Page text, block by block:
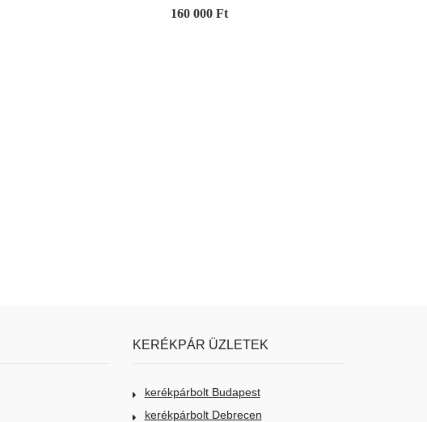
160 000 Ft
KERÉKPÁR ÜZLETEK
kerékpárbolt Budapest
kerékpárbolt Debrecen